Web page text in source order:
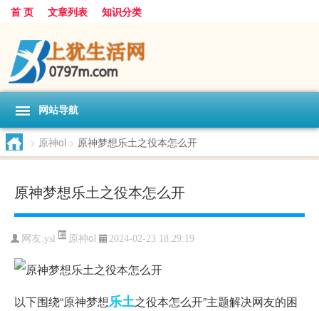
首 页 文章列表 知识分类
网站导航
> 原神ol > 原神梦想乐土之役本怎么开
原神梦想乐土之役本怎么开
网友:ysl 原神ol 2024-02-23 18:29:19
以下围绕“原神梦想乐土之役本怎么开”主题解决网友的困